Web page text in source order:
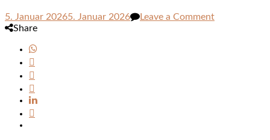
5. Januar 20265. Januar 2026 Leave a Commenton
Share